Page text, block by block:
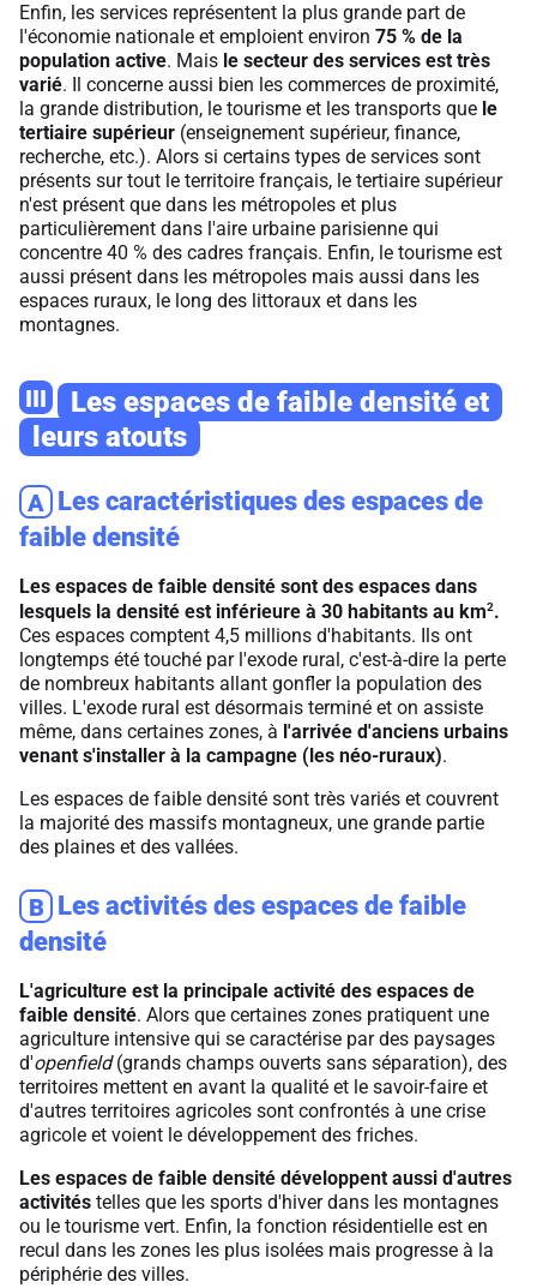
Enfin, les services représentent la plus grande part de
l'économie nationale et emploient environ 75 % de la
population active. Mais le secteur des services est très
varié. Il concerne aussi bien les commerces de proximité,
la grande distribution, le tourisme et les transports que le
tertiaire supérieur (enseignement supérieur, finance,
recherche, etc.). Alors si certains types de services sont
présents sur tout le territoire français, le tertiaire supérieur
n'est présent que dans les métropoles et plus
particulièrement dans l'aire urbaine parisienne qui
concentre 40 % des cadres français. Enfin, le tourisme est
aussi présent dans les métropoles mais aussi dans les
espaces ruraux, le long des littoraux et dans les
montagnes.
III
Les espaces de faible densité et
leurs atouts
A Les caractéristiques des espaces de
faible densité
Les espaces de faible densité sont des espaces dans
lesquels la densité est inférieure à 30 habitants au km2.
Ces espaces comptent 4,5 millions d'habitants. Ils ont
longtemps été touché par l'exode rural, c'est-à-dire la perte
de nombreux habitants allant gonfler la population des
villes. L'exode rural est désormais terminé et on assiste
même, dans certaines zones, à l'arrivée d'anciens urbains
venant s'installer à la campagne (les néo-ruraux).
Les espaces de faible densité sont très variés et couvrent
la majorité des massifs montagneux, une grande partie
des plaines et des vallées.
B
Les activités des espaces de faible
densité
L'agriculture est la principale activité des espaces de
faible densité. Alors que certaines zones pratiquent une
agriculture intensive qui se caractérise par des paysages
d'openfield(grands champs ouverts sans séparation), des
territoires mettent en avant la qualité et le savoir-faire et
d'autres territoires agricoles sont confrontés à une crise
agricole et voient le développement des friches.
Les espaces de faible densité développent aussi d'autres
activités telles que les sports d'hiver dans les montagnes
ou le tourisme vert. Enfin, la fonction résidentielle est en
recul dans les zones les plus isolées mais progresse à la
périphérie des villes.